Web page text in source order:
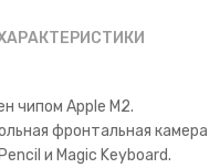
чипом Apple M2.
фронтальная камера
и Magic Keyboard.